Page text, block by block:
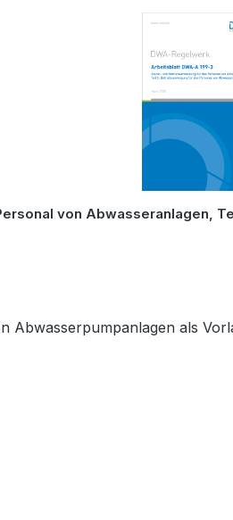
von Abwasseranlagen,
als